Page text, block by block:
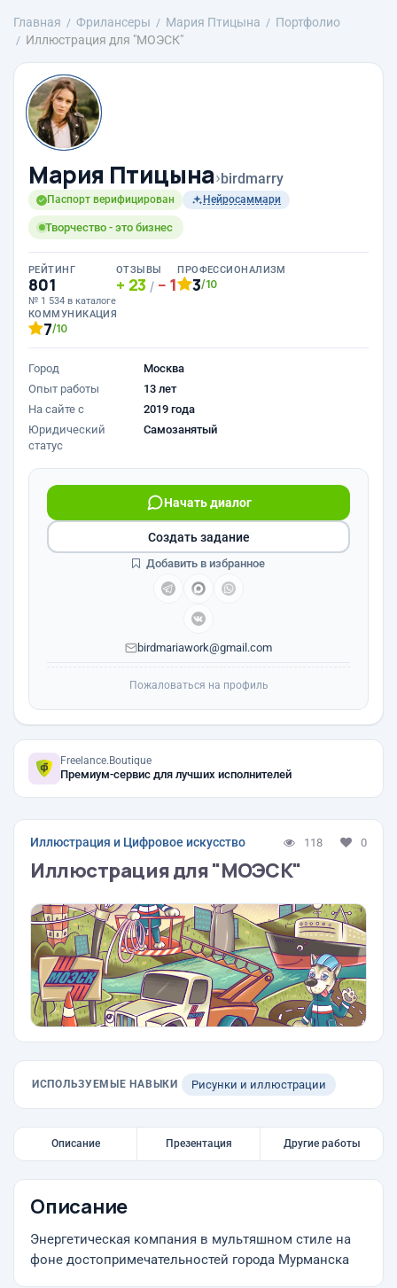
Главная Фрилансеры Мария Птицына
Портфолио
Иллюстрация для "МОЭСК"
Мария Птицына›birdmarry
Паспорт верифицирован Нейросаммари
Творчество - это бизнес
РЕЙТИНГ
801
№ 1 534 в каталоге
ОТЗЫВЫ
23 / 1
ПРОФЕССИОНАЛИЗМ
3/10
КОММУНИКАЦИЯ
7/10
Город
Москва
Опыт работы
13 лет
На сайте с
2019 года
Юридический
статус
Самозанятый
Начать диалог
birdmariawork@gmail.com
Создать задание
Добавить в избранное
Пожаловаться на профиль
Freelance.Boutique
Премиум-сервис для лучших исполнителей
Иллюстрация и Цифровое искусство 118 0
Иллюстрация для "МОЭСК"
ИСПОЛЬЗУЕМЫЕ НАВЫКИ Рисунки и иллюстрации
Описание Презентация Другие работы
Описание
Энергетическая компания в мультяшном стиле на
фоне достопримечательностей города Мурманска